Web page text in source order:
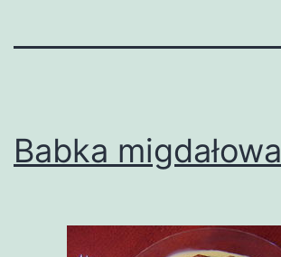
Babka migdałowa